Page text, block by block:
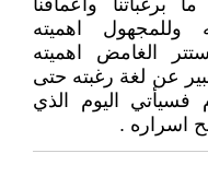
واعماقنا
وللمجهول اهميته
الغامض اهميته
عن لغة رغبته حتى
اليوم الذي
اسراره .